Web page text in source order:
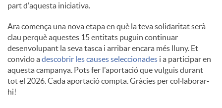
part d'aquesta iniciativa.
Ara comença una nova etapa en què la teva solidaritat serà
clau perquè aquestes 15 entitats puguin continuar
desenvolupant la seva tasca i arribar encara més lluny. Et
convido adescobrir les causes seleccionades i a participar en
aquesta campanya. Pots fer l'aportació que vulguis durant
tot el 2026. Cada aportació compta. Gràcies per col·laborar-
hi!